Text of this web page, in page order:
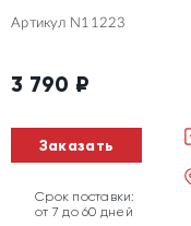
Артикул N11223
3 790 ₽
Заказать
Срок поставки:
от 7 до 60 дней